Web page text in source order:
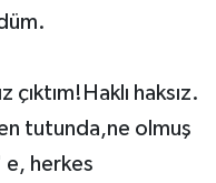
çıktım!Haklı haksız.
tutunda,ne olmuş
e, herkes